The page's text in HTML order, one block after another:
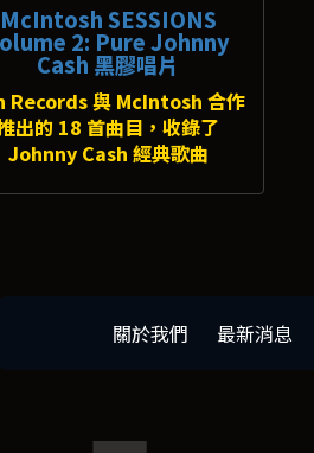
McIntosh SESSIONS
2: Pure Johnny
Cash 黑膠唱片
Records 與 McIntosh 合作
出的 18 首曲目，收錄了
Johnny Cash 經典歌曲
關於我們 最新消息